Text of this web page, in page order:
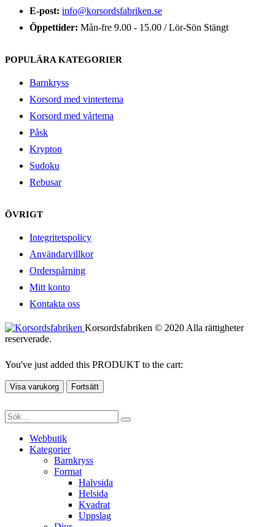
E-post: info@korsordsfabriken.se
Öppettider: Mån-fre 9.00 - 15.00 / Lör-Sön Stängt
POPULÄRA KATEGORIER
Barnkryss
Korsord med vintertema
Korsord med vårtema
Påsk
Krypton
Sudoku
Rebusar
ÖVRIGT
Integritetspolicy
Användarvillkor
Orderspårning
Mitt konto
Kontakta oss
Korsordsfabriken © 2020 Alla rättigheter
reserverade.
You've just added this PRODUKT to the cart:
Visa varukorg Fortsätt
Webbutik
Kategorier
Barnkryss
Format
Halvsida
Helsida
Kvadrat
Uppslag